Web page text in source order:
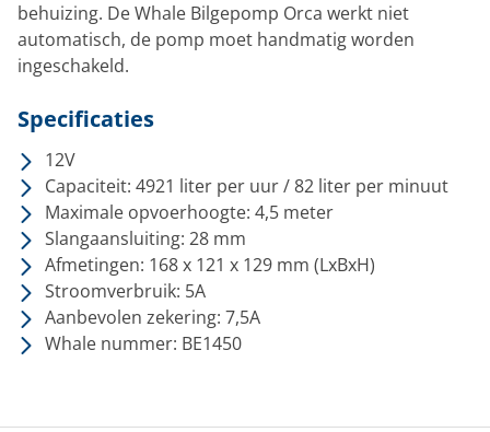
behuizing. De Whale Bilgepomp Orca werkt niet
automatisch, de pomp moet handmatig worden
ingeschakeld.
Specificaties
12V
Capaciteit: 4921 liter per uur / 82 liter per minuut
Maximale opvoerhoogte: 4,5 meter
Slangaansluiting: 28 mm
Afmetingen: 168 x 121 x 129 mm (LxBxH)
Stroomverbruik: 5A
Aanbevolen zekering: 7,5A
Whale nummer: BE1450